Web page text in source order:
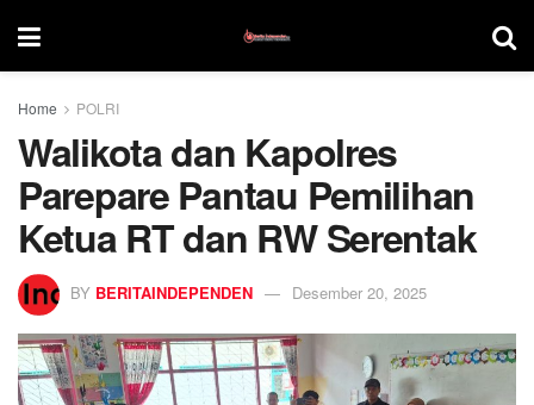
Home POLRI
Walikota dan Kapolres
Parepare Pantau Pemilihan
Ketua RT dan RW Serentak
BY BERITAINDEPENDEN Desember 20, 2025